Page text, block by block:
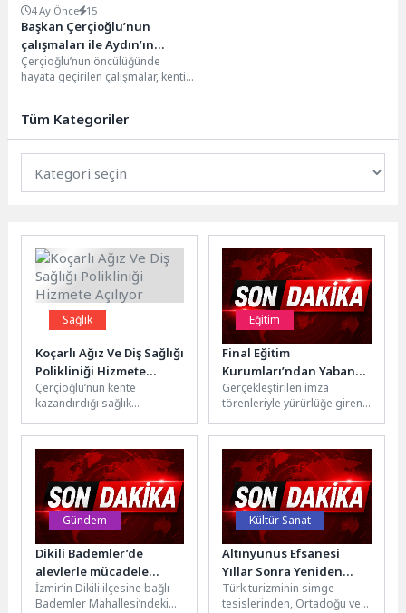
4 Ay Önce 15
Başkan Çerçioğlu’nun
çalışmaları ile Aydın’ın
altyapısı her geçen gün daha
da güçleniyor
Çerçioğlu’nun öncülüğünde
hayata geçirilen çalışmalar, kentin
sürdürüyor.Aydın Büyükşehir...
Tüm Kategoriler
Sağlık
Koçarlı Ağız Ve Diş Sağlığı
Polikliniği Hizmete
Açılıyor
Çerçioğlu’nun kente
kazandırdığı sağlık
ekleniyor. Aydın Büyükşehir
Belediye Başkanı Özlem
Çerçioğlu’nun...
Eğitim
Final Eğitim
Kurumları’ndan Yabancı
Dil Eğitimine
Uluslararası ve Dijital
Güç Katacak İki Stratejik
Gerçekleştirilen imza
törenleriyle yürürlüğe giren
öğrenciler; bir yandan
Almanca öğrenim
süreçlerinde dijital...
Gündem
Dikili Bademler’de
alevlerle mücadele
sabaha kadar sürdü
İzmir’in Dikili ilçesine bağlı
Bademler Mahallesi’ndeki
Kültür Sanat
Altınyunus Efsanesi
Yıllar Sonra Yeniden
Buluştu
Türk turizminin simge
tesislerinden, Ortadoğu ve